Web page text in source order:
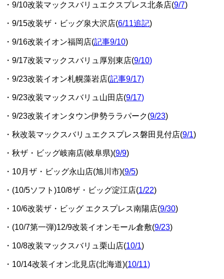
・9/10改装マックスバリュエクスプレス北条店(9/7)
・9/15改装ザ・ビッグ泉大沢店(6/11追記)
・9/16改装イオン福岡店(記事9/10)
・9/17改装マックスバリュ厚別東店(9/10)
・9/23改装イオン札幌藻岩店(記事9/17)
・9/23改装マックスバリュ山田店(9/17)
・9/23改装イオンタウン伊勢ララパーク(9/23)
・秋改装マックスバリュエクスプレス磐田見付店(9/1)
・秋ザ・ビッグ岐南店(岐阜県)(9/9)
・10月ザ・ビッグ永山店(旭川市)(9/5)
・(10/5ソフト)10/8ザ・ビッグ淀江店(1/22)
・10/6改装ザ・ビッグ エクスプレス南陽店(9/30)
・(10/7第一弾)12/9改装イオンモール倉敷(9/23)
・10/8改装マックスバリュ栗山店(10/1)
・10/14改装イオン北見店(北海道)(10/11)